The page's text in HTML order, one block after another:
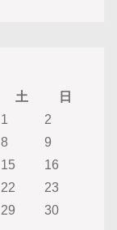
土
日
1
2
8
9
15
16
22
23
29
30